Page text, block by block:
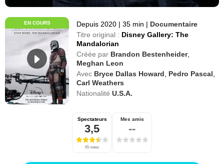
EN COURS Depuis 2020 | 35 min | Documentaire
Titre original : Disney Gallery: The
Mandalorian
Créée par Brandon Bestenheider,
Meghan Leon
Avec Bryce Dallas Howard Pedro Pascal
Carl Weathers
Nationalité U.S.A.
Spectateurs
3,5
65 notes
Mes amis
--